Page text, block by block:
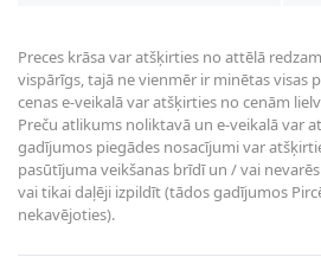
Preces krāsa var atšķirties no attēlā
vispārīgs, tajā ne vienmēr ir minētas visas
cenas e-veikalā var atšķirties no cenām
Preču atlikums noliktavā un e-veikalā var
gadījumos piegādes nosacījumi var
pasūtījuma veikšanas brīdī un / vai
vai tikai daļēji izpildīt (tādos gadījumos
nekavējoties).